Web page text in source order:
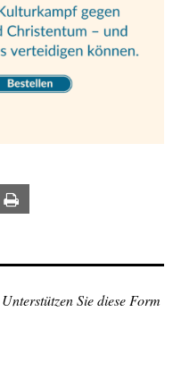
Sie diese Form